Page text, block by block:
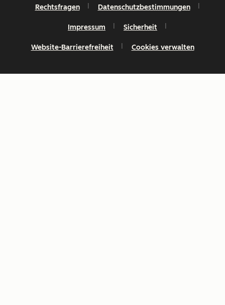
Rechtsfragen Datenschutzbestimmungen
Impressum Sicherheit
Website-Barrierefreiheit Cookies verwalten